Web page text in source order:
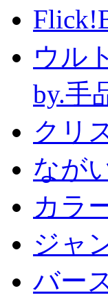
ウル
by.手
クリ
なが
カラ
ジャ
バー